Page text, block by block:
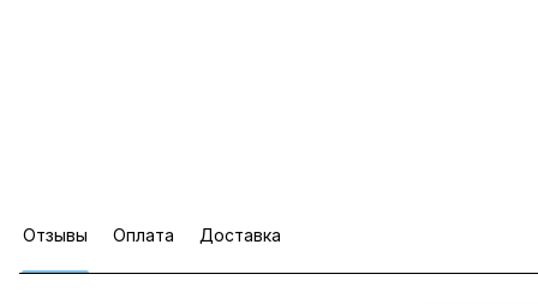
Отзывы Оплата Доставка